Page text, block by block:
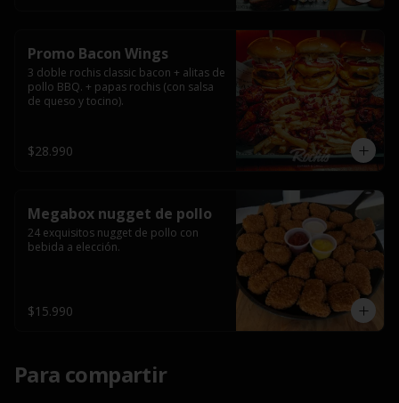
Promo Bacon Wings
3 doble rochis classic bacon + alitas de
pollo BBQ. + papas rochis (con salsa
de queso y tocino).
$28.990
Megabox nugget de pollo
24 exquisitos nugget de pollo con
bebida a elección.
$15.990
Para compartir